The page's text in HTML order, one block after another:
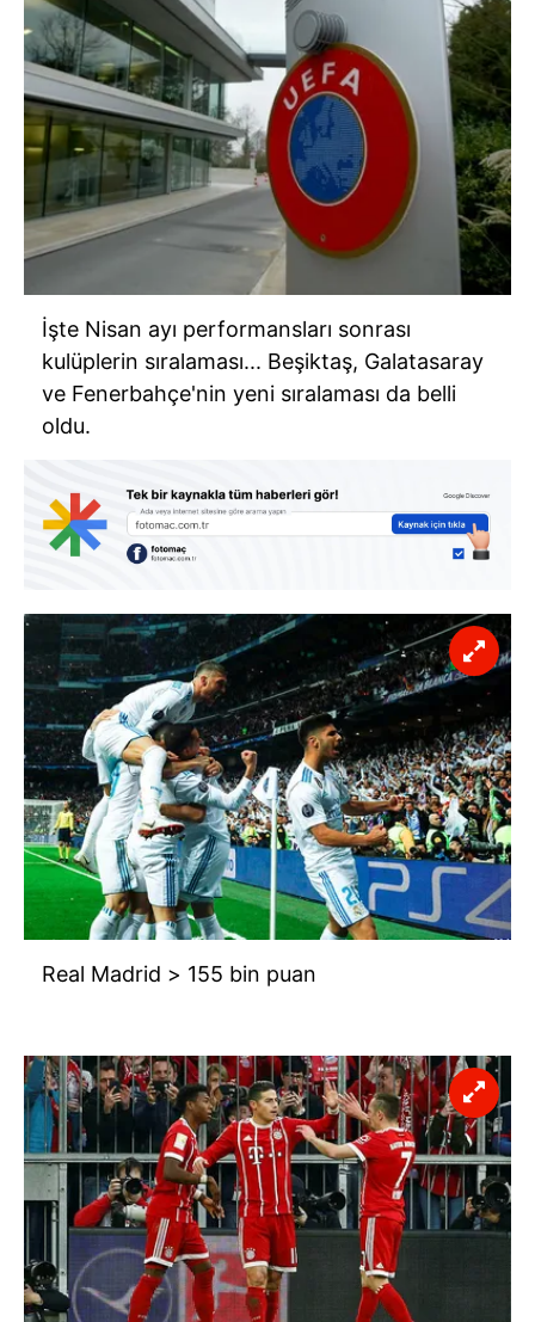
İşte Nisan ayı performansları sonrası
kulüplerin sıralaması... Beşiktaş, Galatasaray
ve Fenerbahçe'nin yeni sıralaması da belli
oldu.
Real Madrid > 155 bin puan